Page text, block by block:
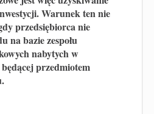
Warunek ten nie
przedsiębiorca nie
na bazie zespołu
nabytych w
przedmiotem